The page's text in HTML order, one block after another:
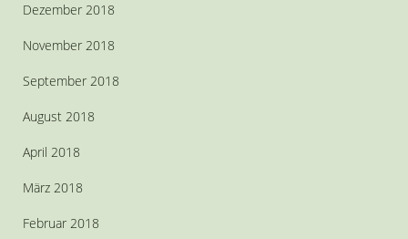
Dezember 2018
November 2018
September 2018
August 2018
April 2018
März 2018
Februar 2018